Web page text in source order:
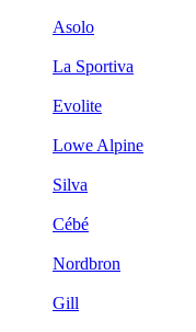
Asolo
La Sportiva
Evolite
Lowe Alpine
Silva
Cébé
Nordbron
Gill